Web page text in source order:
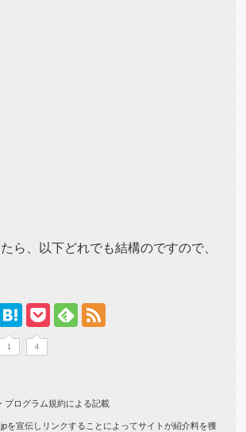
ら、以下どれでも結構のですので、
1 4
プログラム規約による記載
を宣伝しリンクすることによってサイトが紹介料を獲